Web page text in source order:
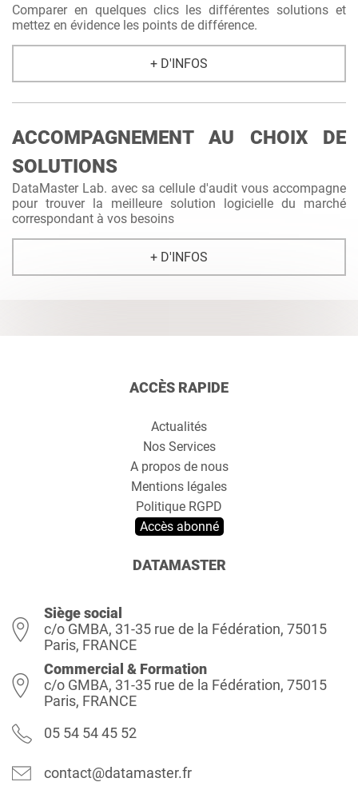
Comparer en quelques clics les différentes solutions et
mettez en évidence les points de différence.
+ D'INFOS
ACCOMPAGNEMENT AU CHOIX DE
SOLUTIONS
DataMaster Lab. avec sa cellule d'audit vous accompagne
pour trouver la meilleure solution logicielle du marché
correspondant à vos besoins
+ D'INFOS
ACCÈS RAPIDE
Actualités
Nos Services
A propos de nous
Mentions légales
Politique RGPD
Accès abonné
DATAMASTER
Siège social
c/o GMBA, 31-35 rue de la Fédération, 75015
Paris, FRANCE
Commercial & Formation
c/o GMBA, 31-35 rue de la Fédération, 75015
Paris, FRANCE
05 54 54 45 52
contact@datamaster.fr